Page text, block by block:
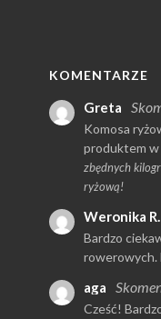
KOMENTARZE
Greta
Komosa
produktem w
zbędnych
ryżową!
Weronika R.
Bardzo
rowerowych.
aga
Cześć!